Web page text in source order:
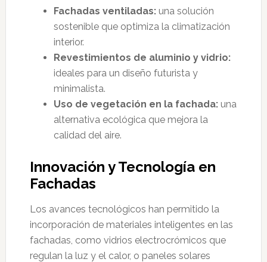
Fachadas ventiladas:una solución
sostenible que optimiza la climatización
interior.
Revestimientos de aluminio y vidrio:
ideales para un diseño futurista y
minimalista.
Uso de vegetación en la fachada:una
alternativa ecológica que mejora la
calidad del aire.
Innovación y Tecnología en
Fachadas
Los avances tecnológicos han permitido la
incorporación de materiales inteligentes en las
fachadas, como vidrios electrocrómicos que
regulan la luz y el calor, o paneles solares